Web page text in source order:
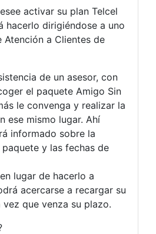
activar su plan Telcel
hacerlo dirigiéndose a uno
Atención a Clientes de
de un asesor, con
el paquete Amigo Sin
le convenga y realizar la
ese mismo lugar. Ahí
informado sobre la
y las fechas de
lugar de hacerlo a
acercarse a recargar su
vez que venza su plazo.